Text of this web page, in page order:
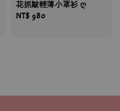
花抓皺輕薄小罩衫 ღ
Regular
NT$ 980